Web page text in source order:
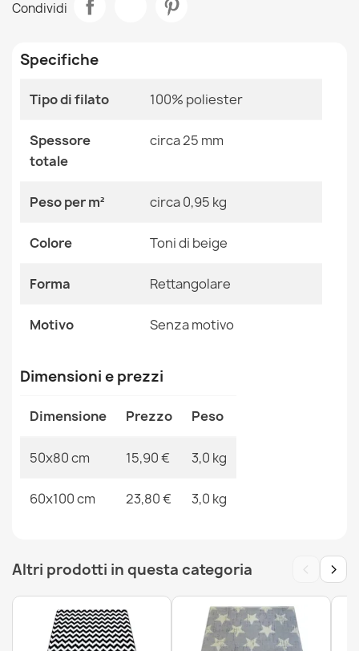
morbido - verde
Tappeto da bagno SUPREME LINES righe, antiscivolo,
morbido - marrone
Tappeto da bagno SUPREME LINES righe, antiscivolo,
12,90 €
12,90 €
Tappeto da bagno SUPREME WAVES onde, antiscivolo,
Dimensioni
Tessuto
Riferimenti Specifici
Condividi
Specifiche
Tipo di filato 100% poliester
Spessore
totale
circa 25 mm
Peso per m² circa 0,95 kg
Colore Toni di beige
Forma Rettangolare
Motivo Senza motivo
Dimensioni e prezzi
Dimensione Prezzo Peso
50x80 cm 15,90 € 3,0 kg
60x100 cm 23,80 € 3,0 kg
Altri prodotti in questa categoria ‹ ›